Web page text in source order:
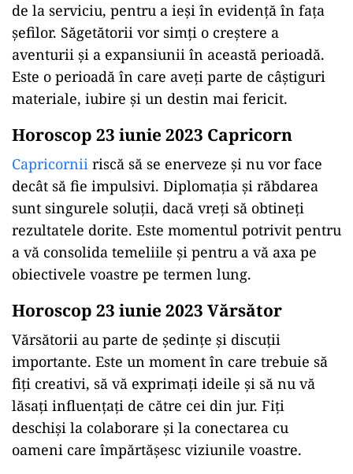
de la serviciu, pentru a ieși în evidență în fața
șefilor. Săgetătorii vor simți o creștere a
aventurii și a expansiunii în această perioadă.
Este o perioadă în care aveţi parte de câştiguri
materiale, iubire și un destin mai fericit.
Horoscop 23 iunie 2023 Capricorn
Capricornii riscă să se enerveze și nu vor face
decât să fie impulsivi. Diplomația și răbdarea
sunt singurele soluții, dacă vreți să obtineți
rezultatele dorite. Este momentul potrivit pentru
a vă consolida temeliile și pentru a vă axa pe
obiectivele voastre pe termen lung.
Horoscop 23 iunie 2023 Vărsător
Vărsătorii au parte de ședințe și discuții
importante. Este un moment în care trebuie să
fiți creativi, să vă exprimați ideile și să nu vă
lăsați influențați de către cei din jur. Fiți
deschiși la colaborare și la conectarea cu
oameni care împărtășesc viziunile voastre.